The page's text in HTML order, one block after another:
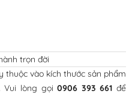
trọn đời
thuộc vào kích thước sản phẩm
Vui lòng gọi0906 393 661 để